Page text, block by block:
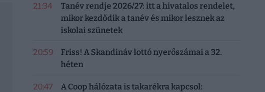
21:34
Tanév rendje 2026/27: itt a hivatalos rendelet,
mikor kezdődik a tanév és mikor lesznek az
iskolai szünetek
20:59
Friss! A Skandináv lottó nyerőszámai a 32.
héten
20:47
A Coop hálózata is takarékra kapcsol: